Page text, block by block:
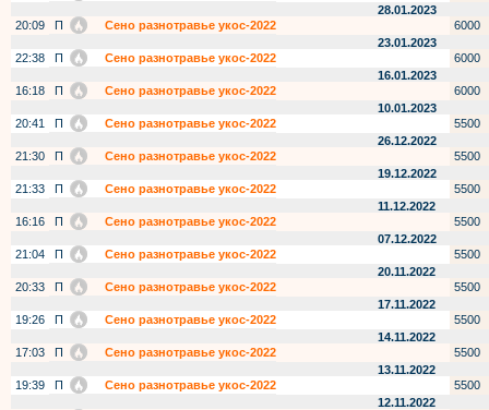
28.01.2023
20:09
П Сено разнотравье укос-2022
6000
23.01.2023
22:38
П Сено разнотравье укос-2022
6000
16.01.2023
16:18
П Сено разнотравье укос-2022
6000
10.01.2023
20:41
П Сено разнотравье укос-2022
5500
26.12.2022
21:30
П Сено разнотравье укос-2022
5500
19.12.2022
21:33
П Сено разнотравье укос-2022
5500
11.12.2022
16:16
П Сено разнотравье укос-2022
5500
07.12.2022
21:04
П Сено разнотравье укос-2022
5500
20.11.2022
20:33
П Сено разнотравье укос-2022
5500
17.11.2022
19:26
П Сено разнотравье укос-2022
5500
14.11.2022
17:03
П Сено разнотравье укос-2022
5500
13.11.2022
19:39
П Сено разнотравье укос-2022
5500
12.11.2022